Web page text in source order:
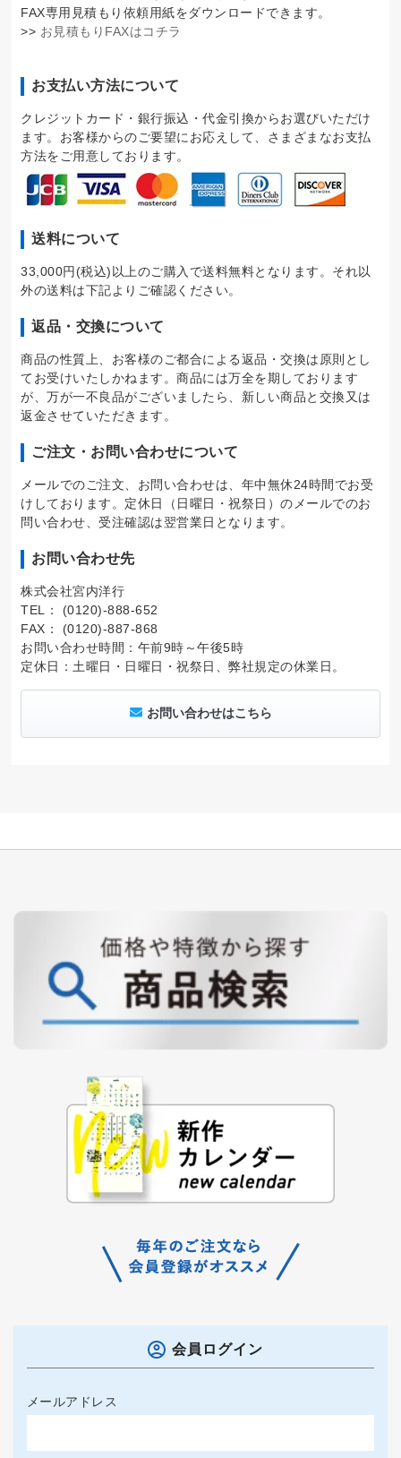
FAX専用見積もり依頼用紙をダウンロードできます。
>> お見積もりFAXはコチラ
お支払い方法について
クレジットカード・銀行振込・代金引換からお選びいただけ
ます。お客様からのご要望にお応えして、さまざまなお支払
方法をご用意しております。
送料について
33,000円(税込)以上のご購入で送料無料となります。それ以
外の送料は下記よりご確認ください。
返品・交換について
商品の性質上、お客様のご都合による返品・交換は原則とし
てお受けいたしかねます。商品には万全を期しております
が、万が一不良品がございましたら、新しい商品と交換又は
返金させていただきます。
ご注文・お問い合わせについて
メールでのご注文、お問い合わせは、年中無休24時間でお受
けしております。定休日（日曜日・祝祭日）のメールでのお
問い合わせ、受注確認は翌営業日となります。
お問い合わせ先
株式会社宮内洋行
TEL： (0120)-888-652
FAX： (0120)-887-868
お問い合わせ時間：午前9時～午後5時
定休日：土曜日・日曜日・祝祭日、弊社規定の休業日。
お問い合わせはこちら
会員ログイン
メールアドレス